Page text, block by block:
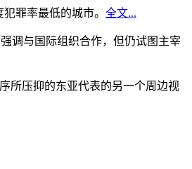
罪率最低的城市。 全文...
调与国际组织合作，但仍试图主宰
所压抑的东亚代表的另一个周边视